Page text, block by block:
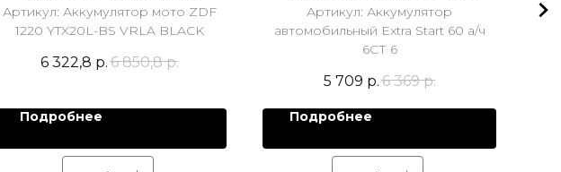
Артикул: Аккумулятор мото ZDF
1220 YTX20L-BS VRLA BLACK
6 322,8 р. 6 850,8 р.
Подробнее
Артикул: Аккумулятор
автомобильный Extra Start 60 а/ч
6СТ 6
5 709 р.6 369 р.
Подробнее